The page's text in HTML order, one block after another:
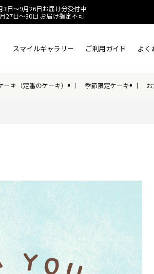
3日～9月26日お届け分受付中
27日～30日 お届け指定不可
スマイルギャラリー ご利用ガイド よく
キ（定番のケーキ） 季節限定ケーキ